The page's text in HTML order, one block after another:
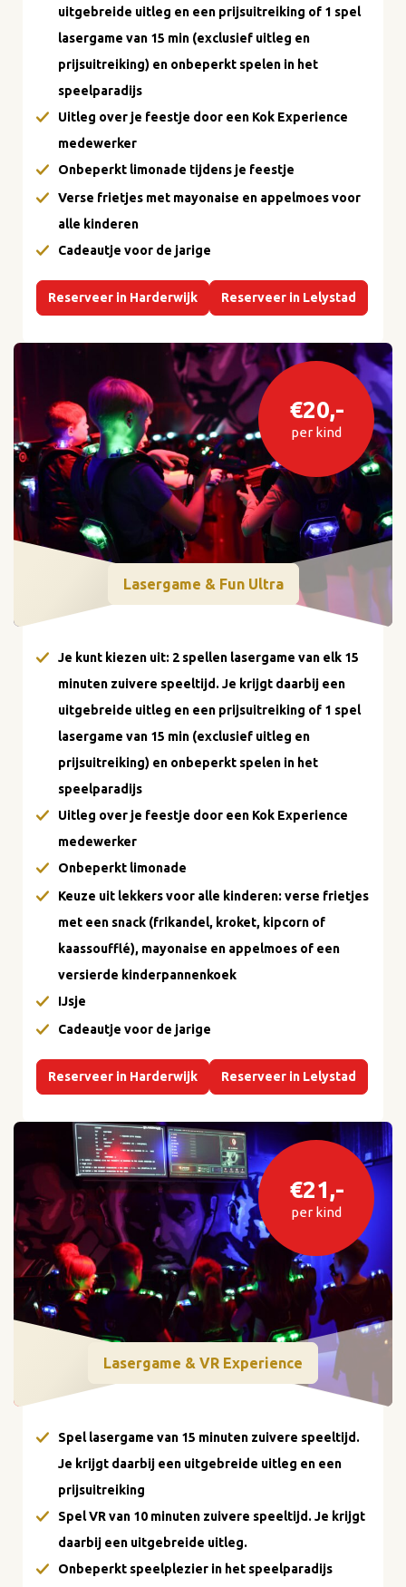
uitgebreide uitleg en een prijsuitreiking of 1 spel
lasergame van 15 min (exclusief uitleg en
prijsuitreiking) en onbeperkt spelen in het
speelparadijs
Uitleg over je feestje door een Kok Experience
medewerker
Onbeperkt limonade tijdens je feestje
Verse frietjes met mayonaise en appelmoes voor
alle kinderen
Cadeautje voor de jarige
Reserveer in Harderwijk Reserveer in Lelystad
€20,-
per kind
Lasergame & Fun Ultra
Je kunt kiezen uit: 2 spellen lasergame van elk 15
minuten zuivere speeltijd. Je krijgt daarbij een
uitgebreide uitleg en een prijsuitreiking of 1 spel
lasergame van 15 min (exclusief uitleg en
prijsuitreiking) en onbeperkt spelen in het
speelparadijs
Uitleg over je feestje door een Kok Experience
medewerker
Onbeperkt limonade
Keuze uit lekkers voor alle kinderen: verse frietjes
met een snack (frikandel, kroket, kipcorn of
kaassoufflé), mayonaise en appelmoes of een
versierde kinderpannenkoek
IJsje
Cadeautje voor de jarige
Reserveer in Harderwijk Reserveer in Lelystad
€21,-
per kind
Lasergame & VR Experience
Spel lasergame van 15 minuten zuivere speeltijd.
Je krijgt daarbij een uitgebreide uitleg en een
prijsuitreiking
Spel VR van 10 minuten zuivere speeltijd. Je krijgt
daarbij een uitgebreide uitleg.
Onbeperkt speelplezier in het speelparadijs